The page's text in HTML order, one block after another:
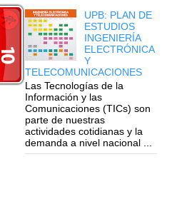
UPB: PLAN DE
ESTUDIOS
INGENIERÍA
ELECTRÓNICA
Y
TELECOMUNICACIONES
Las Tecnologías de la
Información y las
Comunicaciones (TICs) son
parte de nuestras
actividades cotidianas y la
demanda a nivel nacional ...